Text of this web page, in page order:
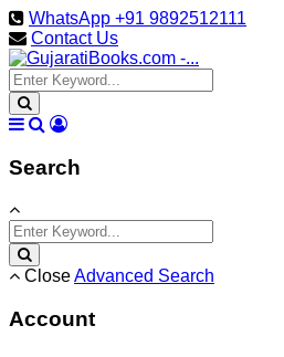
WhatsApp +91 9892512111
Contact Us
Search
CloseAdvanced Search
Account